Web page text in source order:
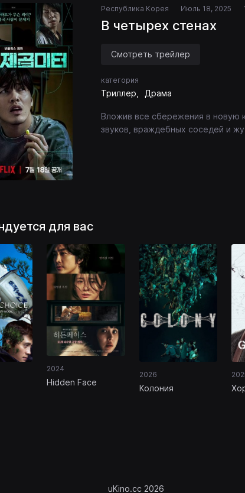
Республика Корея Июль 18, 2025
В четырех стенах
Смотреть трейлер
категория
Триллер Драма
Вложив все сбережения в новую
звуков, враждебных соседей и
для вас
2024
Hidden Face
2026
Колония
uKino.cc 2026